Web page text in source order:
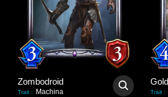
Zombodroid
Trait : Machina Trait :